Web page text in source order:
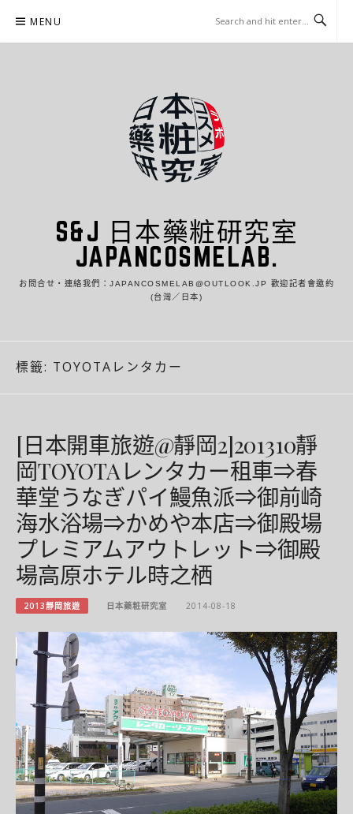
content
MENU
S&J 日本藥粧研究室
JAPANCOSMELAB.
お問合せ・連絡我們：JAPANCOSMELAB@OUTLOOK.JP 歡迎記者會邀約
(台灣／日本)
標籤: TOYOTAレンタカー
[日本開車旅遊@靜岡2]201310靜
岡TOYOTAレンタカー租車⇒春
華堂うなぎパイ鰻魚派⇒御前崎
海水浴場⇒かめや本店⇒御殿場
プレミアムアウトレット⇒御殿
場高原ホテル時之栖
2013靜岡旅遊 日本藥粧研究室 2014-08-18